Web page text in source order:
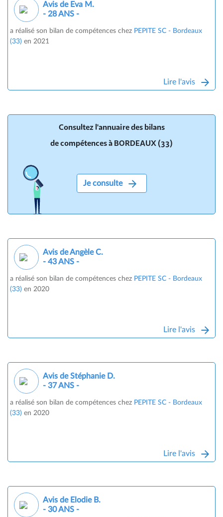
Avis de Eva M.
- 28 ANS -
a réalisé son bilan de compétences chez PEPITE SC - Bordeaux
(33) en 2021
Lire l'avis
Consultez l'annuaire des bilans
de compétences à BORDEAUX (33)
Je consulte
Avis de Angèle C.
- 43 ANS -
a réalisé son bilan de compétences chez PEPITE SC - Bordeaux
(33) en 2020
Lire l'avis
Avis de Stéphanie D.
- 37 ANS -
a réalisé son bilan de compétences chez PEPITE SC - Bordeaux
(33) en 2020
Lire l'avis
Avis de Elodie B.
- 30 ANS -